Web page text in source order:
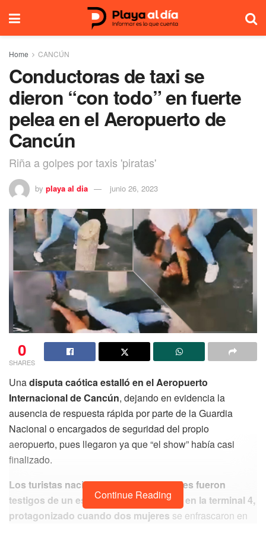
Home CANCÚN
Conductoras de taxi se
dieron “con todo” en fuerte
pelea en el Aeropuerto de
Cancún
Riña a golpes por taxis 'piratas'
by playa al dia junio 26, 2023
0
SHARES
Unadisputa caótica estalló en el Aeropuerto
Internacional de Cancún, dejando en evidencia la
ausencia de respuesta rápida por parte de la Guardia
Nacional o encargados de seguridad del propio
aeropuerto, pues llegaron ya que “el show” había casi
finalizado.
Los turistas nacionales e internacionales fueron
testigos de un espectáculo impactante en la terminal 4,
protagonizado cuando dos mujeres se enfrascaron en
Continue Reading